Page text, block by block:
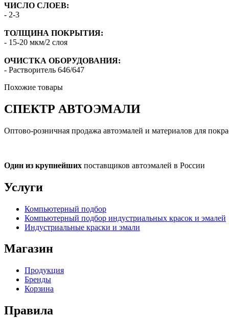
ЧИСЛО СЛОЕВ:
- 2-3
ТОЛЩИНА ПОКРЫТИЯ:
- 15-20 мкм/2 слоя
ОЧИСТКА ОБОРУДОВАНИЯ:
- Растворитель 646/647
Похожие товары
СПЕКТР АВТОЭМАЛИ
Оптово-розничная продажа автоэмалей и материалов для
Один из крупнейших поставщиков автоэмалей в России
Услуги
Компьютерный подбор
Компьютерный подбор индустриальных красок и эмалей
Индустриальные краски и эмали
Магазин
Продукция
Бренды
Корзина
Правила